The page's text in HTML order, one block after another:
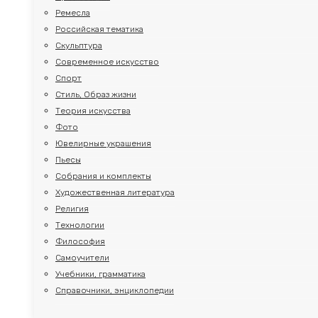
Ремесла
Российская тематика
Скульптура
Современное искусство
Спорт
Стиль, Образ жизни
Теория искусства
Фото
Ювелирные украшения
Пьесы
Собрания и комплекты
Художественная литература
Религия
Технологии
Философия
Самоучители
Учебники, грамматика
Справочники, энциклопедии